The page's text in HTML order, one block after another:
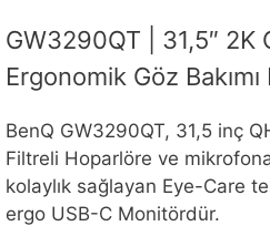
GW3290QT | 31,5″ 2K
Ergonomik Göz
BenQ GW3290QT, 31,5 inç
Filtreli Hoparlöre ve
kolaylık sağlayan Eye-Care
ergo USB-C Monitördür.